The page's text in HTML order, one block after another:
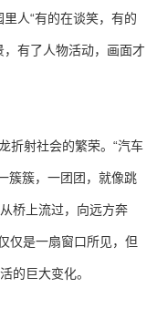
人“有的在谈笑，有的
有了人物活动，画面才
射社会的繁荣。“汽车
簇簇，一团团，就像跳
桥上流过，向远方奔
仅是一扇窗口所见，但
的巨大变化。